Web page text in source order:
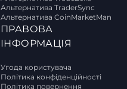
Альтернатива TraderSync
Альтернатива CoinMarketMan
ПРАВОВА
ІНФОРМАЦІЯ
Угода користувача
Політика конфіденційності
Політика повернення